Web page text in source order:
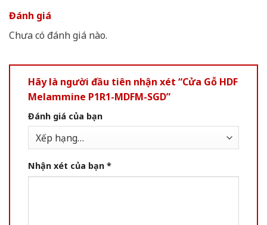
Đánh giá
Chưa có đánh giá nào.
Hãy là người đầu tiên nhận xét “Cửa Gỗ HDF
Melammine P1R1-MDFM-SGD”
Đánh giá của bạn
Nhận xét của bạn *